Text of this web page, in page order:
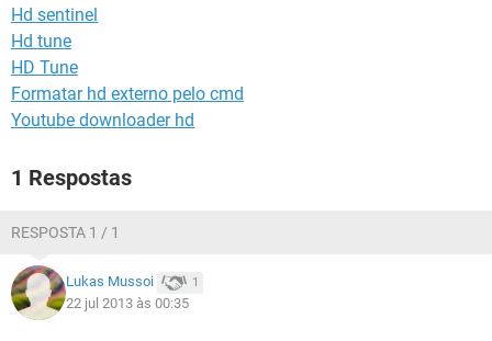
Hd sentinel
Hd tune
HD Tune
Formatar hd externo pelo cmd
Youtube downloader hd
1 Respostas
RESPOSTA 1 / 1
Lukas Mussoi 1
22 jul 2013 às 00:35